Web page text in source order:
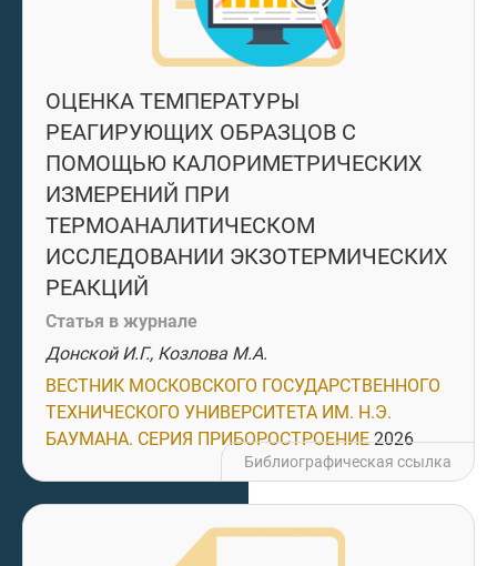
ОЦЕНКА ТЕМПЕРАТУРЫ
РЕАГИРУЮЩИХ ОБРАЗЦОВ С
ПОМОЩЬЮ КАЛОРИМЕТРИЧЕСКИХ
ИЗМЕРЕНИЙ ПРИ
ТЕРМОАНАЛИТИЧЕСКОМ
ИССЛЕДОВАНИИ ЭКЗОТЕРМИЧЕСКИХ
РЕАКЦИЙ
Статья в журнале
Донской И.Г., Козлова М.А.
ВЕСТНИК МОСКОВСКОГО ГОСУДАРСТВЕННОГО
ТЕХНИЧЕСКОГО УНИВЕРСИТЕТА ИМ. Н.Э.
БАУМАНА. СЕРИЯ ПРИБОРОСТРОЕНИЕ 2026
Библиографическая ссылка